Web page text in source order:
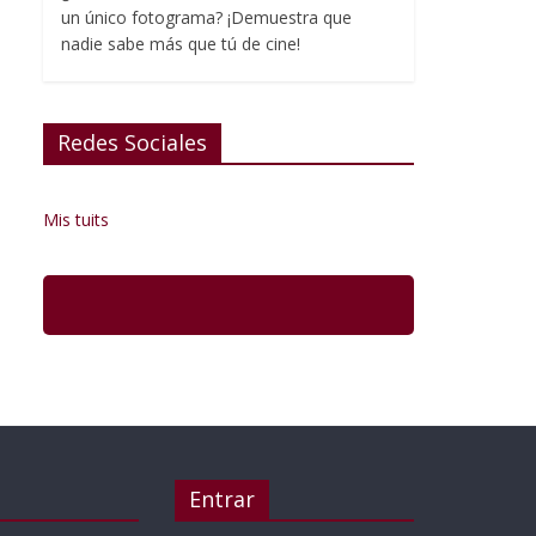
un único fotograma? ¡Demuestra que
nadie sabe más que tú de cine!
Redes Sociales
Mis tuits
Entrar